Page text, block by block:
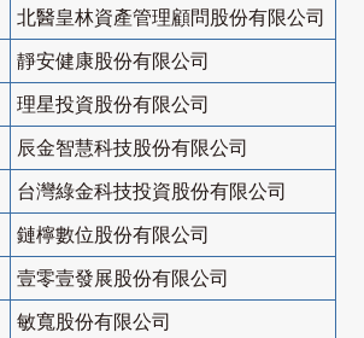
北醫皇林資產管理顧問股份有限公司
靜安健康股份有限公司
理星投資股份有限公司
辰金智慧科技股份有限公司
台灣綠金科技投資股份有限公司
鏈檸數位股份有限公司
壹零壹發展股份有限公司
敏寬股份有限公司